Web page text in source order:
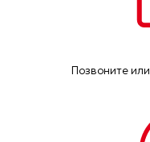
Позвоните или